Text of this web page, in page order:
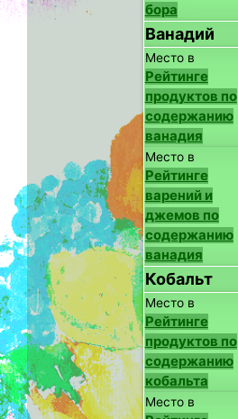
бора
Ванадий
Место в
Рейтинге
продуктов по
содержанию
ванадия
Место в
Рейтинге
варений и
джемов по
содержанию
ванадия
Кобальт
Место в
Рейтинге
продуктов по
содержанию
кобальта
Место в